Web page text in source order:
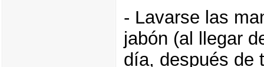
- Lavarse las
jabón (al llegar
día, después de